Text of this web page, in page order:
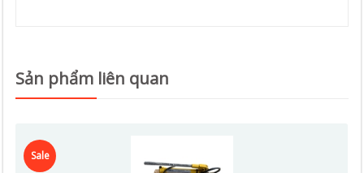
Sản phẩm liên quan
Sale